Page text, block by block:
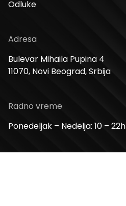
Odluke
Adresa
Bulevar Mihaila Pupina 4
11070, Novi Beograd, Srbija
Radno vreme
Ponedeljak – Nedelja: 10 – 22h